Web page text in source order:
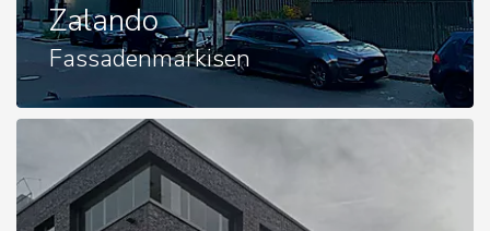
Zalando
Fassadenmarkisen